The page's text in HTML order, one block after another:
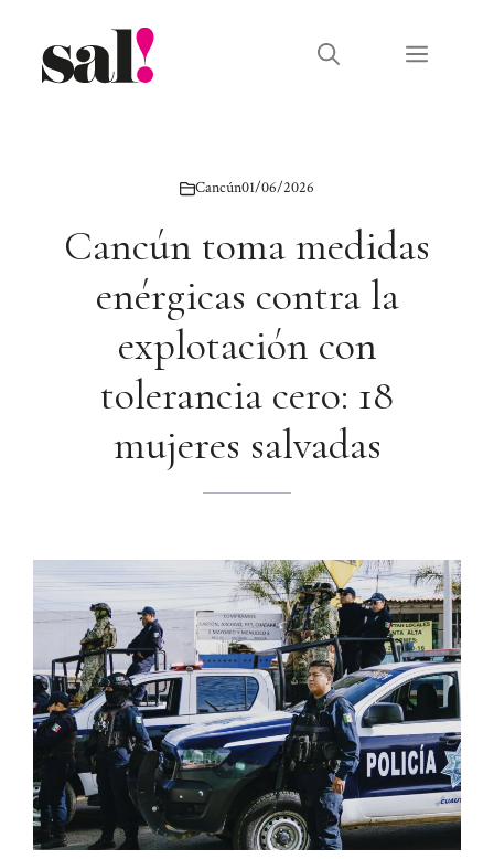
contenido
Menú
Cancún01/06/2026
Cancún toma medidas
enérgicas contra la
explotación con
tolerancia cero: 18
mujeres salvadas